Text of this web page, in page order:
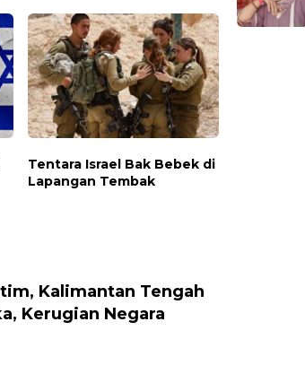
Tentara Israel Bak Bebek di
Lapangan Tembak
Kalimantan Tengah
Kerugian Negara